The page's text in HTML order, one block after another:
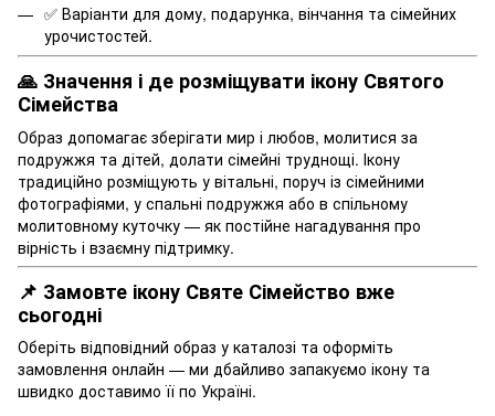
✅ Варіанти для дому, подарунка, вінчання та сімейних
урочистостей.
🙏 Значення і де розміщувати ікону Святого
Сімейства
Образ допомагає зберігати мир і любов, молитися за
подружжя та дітей, долати сімейні труднощі. Ікону
традиційно розміщують у вітальні, поруч із сімейними
фотографіями, у спальні подружжя або в спільному
молитовному куточку — як постійне нагадування про
вірність і взаємну підтримку.
📌 Замовте ікону Святе Сімейство вже
сьогодні
Оберіть відповідний образ у каталозі та оформіть
замовлення онлайн — ми дбайливо запакуємо ікону та
швидко доставимо її по Україні.